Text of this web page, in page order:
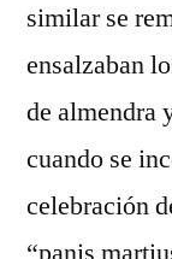
similar se
ensalzaban
de almendra
cuando se
celebración